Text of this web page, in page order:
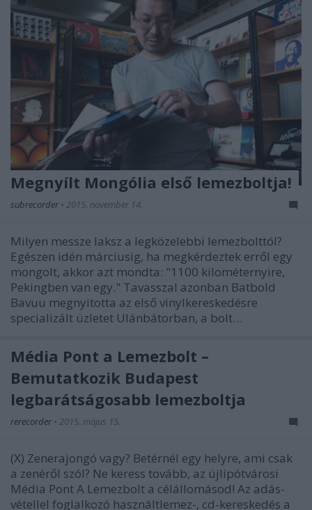
Megnyílt Mongólia első lemezboltja!
subrecorder • 2015. november 14.
Milyen messze laksz a legközelebbi lemezbolttól?
Egészen idén márciusig, ha megkérdeztek erről egy
mongolt, akkor azt mondta: "1100 kilométernyire,
Pekingben van egy." Tavasszal azonban Batbold
Bavuu megnyitotta az első vinylkereskedésre
specializált üzletet Ulánbátorban, a bolt…
Média Pont a Lemezbolt –
Bemutatkozik Budapest
legbarátságosabb lemezboltja
rerecorder • 2015. május 15.
(X) Zenerajongó vagy? Betérnél egy helyre, ami csak
a zenéről szól? Ne keress tovább, az újlipótvárosi
Média Pont A Lemezbolt a célállomásod! Az adás-
vétellel foglalkozó használtlemez-, cd-kereskedés a